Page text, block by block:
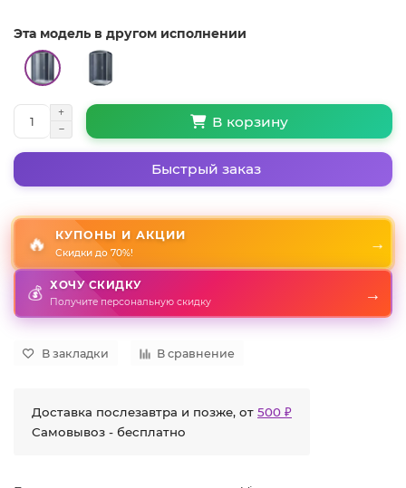
Эта модель в другом исполнении
В корзину
Быстрый заказ
🔥 КУПОНЫ И АКЦИИ
Скидки до 70%!
→
💰 ХОЧУ СКИДКУ
Получите персональную скидку →
В закладки В сравнение
Доставка послезавтра и позже, от 500 ₽
Самовывоз - бесплатно